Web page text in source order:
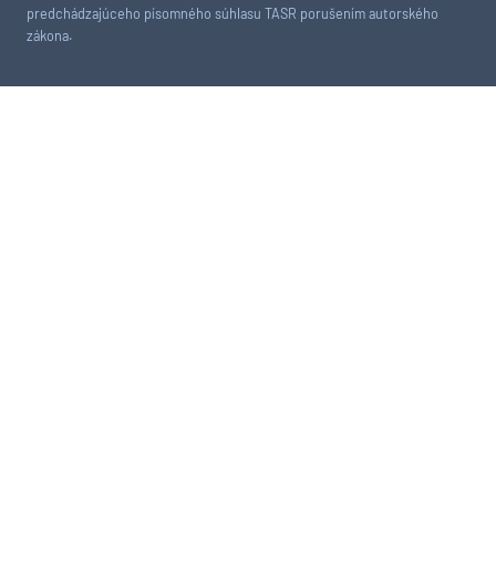
predchádzajúceho písomného súhlasu TASR porušením autorského
zákona.